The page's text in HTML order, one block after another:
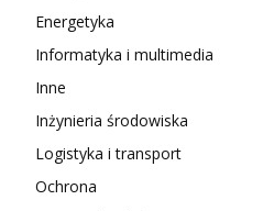
Energetyka
Informatyka i multimedia
Inne
Inżynieria środowiska
Logistyka i transport
Ochrona